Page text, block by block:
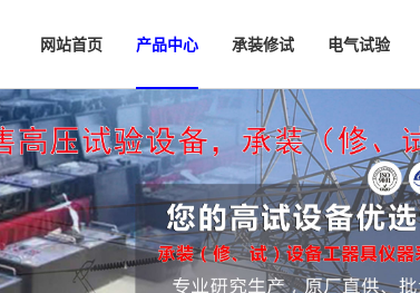
网站首页 产品中心 承装修试 电气试验